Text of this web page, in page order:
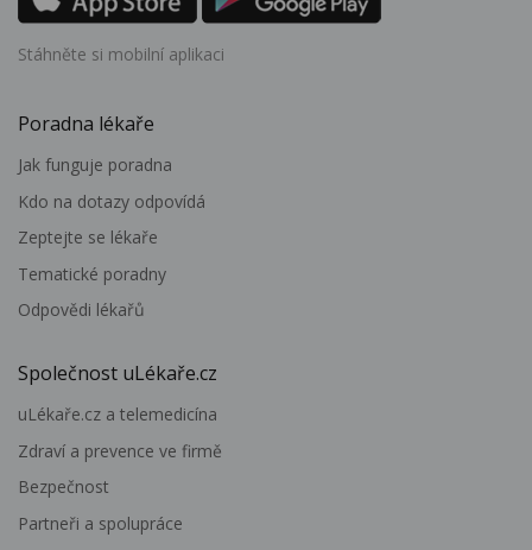
Stáhněte si mobilní aplikaci
Poradna lékaře
Jak funguje poradna
Kdo na dotazy odpovídá
Zeptejte se lékaře
Tematické poradny
Odpovědi lékařů
Společnost uLékaře.cz
uLékaře.cz a telemedicína
Zdraví a prevence ve firmě
Bezpečnost
Partneři a spolupráce